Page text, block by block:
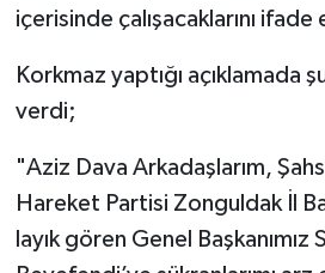
içerisinde çalışacaklarını ifade
Korkmaz yaptığı açıklamada
verdi;
"Aziz Dava Arkadaşlarım,
Hareket Partisi Zonguldak İl
layık gören Genel Başkanımız